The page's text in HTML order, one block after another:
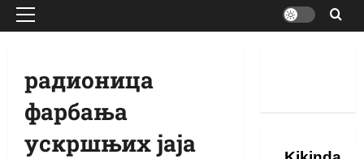
Примарy
радионица
фарбања
ускршњих јаја